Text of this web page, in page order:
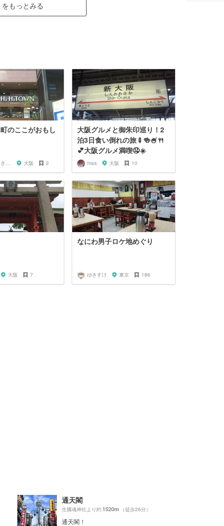
もっとみる
のここがおもし
関西が好っきゃねん 大阪 2
大阪グルメと御朱印巡り！2
泊3日食い倒れの旅🍢🍻🍧🍴
💕大阪グルメ満喫🤤☀️
maa 大阪 10
大阪 7
なにわ男子ロケ地めぐり
ゆきすけ 東京 186
通天閣
生國魂神社より約1520m （徒歩26分）
通天閣！